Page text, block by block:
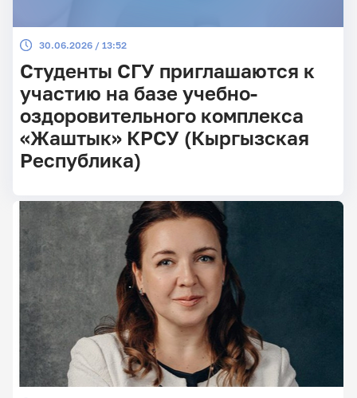
30.06.2026 / 13:52
Студенты СГУ приглашаются к
участию на базе учебно-
оздоровительного комплекса
«Жаштык» КРСУ (Кыргызская
Республика)